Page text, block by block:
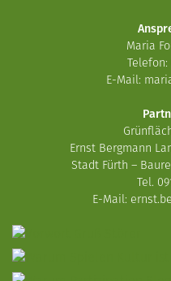
Maria
Telefon:
E-Mail:
Ernst Bergmann
Stadt Fürth –
Tel.
E-Mail: